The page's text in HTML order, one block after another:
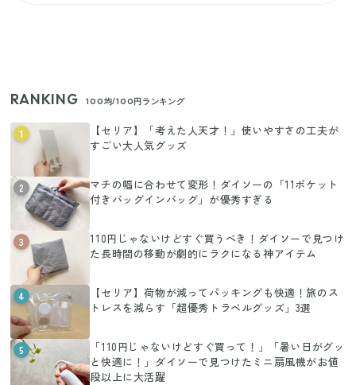
RANKING 100均/100円ランキング
1
【セリア】「考えた人天才！」使いやすさの工夫が
すごい大人気グッズ
2
マチの幅に合わせて変形！ダイソーの「11ポケット
付きバッグインバッグ」が優秀すぎる
3
110円じゃないけどすぐ買うべき！ダイソーで見つけ
た長時間の移動が劇的にラクになる神アイテム
4
【セリア】荷物が減ってパッキングも快適！旅のス
トレスを減らす「超優秀トラベルグッズ」3選
5
「110円じゃないけどすぐ買って！」「暑い日がグッ
と快適に！」ダイソーで見つけたミニ扇風機がお値
段以上に大活躍